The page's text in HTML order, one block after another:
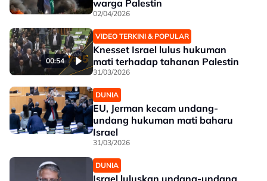
warga Palestin
02/04/2026
00:54
VIDEO TERKINI & POPULAR
Knesset Israel lulus hukuman
mati terhadap tahanan Palestin
31/03/2026
DUNIA
EU, Jerman kecam undang-
undang hukuman mati baharu
Israel
31/03/2026
DUNIA
Israel luluskan undang-undang